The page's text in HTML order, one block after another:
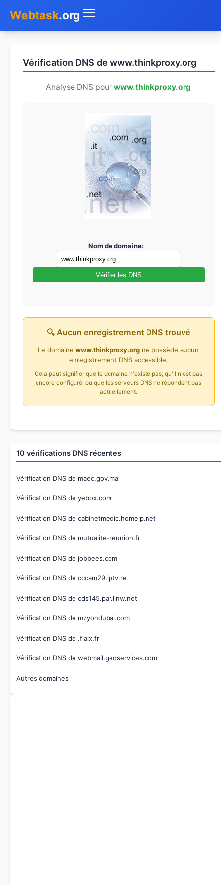
Webtask.org
Whois
Vérification DNS de www.thinkproxy.org
Analyse DNS pourwww.thinkproxy.org
Nom de domaine:
Vérifier les DNS
🔍 Aucun enregistrement DNS trouvé
Le domainewww.thinkproxy.org ne possède aucun
enregistrement DNS accessible.
Cela peut signifier que le domaine n'existe pas, qu'il n'est pas
encore configuré, ou que les serveurs DNS ne répondent pas
actuellement.
10 vérifications DNS récentes
Vérification DNS de maec.gov.ma
Vérification DNS de yebox.com
Vérification DNS de cabinetmedic.homeip.net
Vérification DNS de mutualite-reunion.fr
Vérification DNS de jobbees.com
Vérification DNS de cccam29.iptv.re
Vérification DNS de cds145.par.llnw.net
Vérification DNS de mzyondubai.com
Vérification DNS de .flaix.fr
Vérification DNS de webmail.geoservices.com
Autres domaines